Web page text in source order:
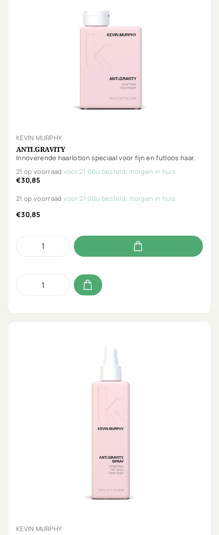
KEVIN MURPHY
ANTI.GRAVITY
Innoverende haarlotion speciaal voor fijn en futloos haar.
21 op voorraad voor 21:00u besteld, morgen in huis
€30,85
21 op voorraad voor 21:00u besteld, morgen in huis
€30,85
KEVIN MURPHY